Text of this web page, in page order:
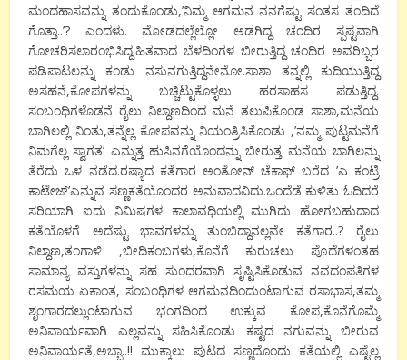
ಮಂದಹಾಸವನ್ನು ತಂದುಕೊಂಡು,’ನಿಮ್ಮ ಆಗಮನ ನನಗೆಷ್ಟು ಸಂತಸ ತಂದಿದೆ
ಗೊತ್ತಾ..’? ಎಂದಳು. ಮೋಡದಲ್ಲೆಲ್ಲೋ ಅಡಗಿದ್ದ ಚಂದಿರ ಸ್ಪಷ್ಟವಾಗಿ
ಗೋಚರಿಸಲಾರಂಭಿಸಿದ್ದ.ಹಿತವಾದ ಬೆಳದಿಂಗಳ ಬೀರುತ್ತಿದ್ದ ಚಂದಿರ ಅವರಿಬ್ಬರ
ಪಡಿಪಾಟಲನ್ನು ಕಂಡು ನಸುನಗುತ್ತಿದ್ದನೇನೋ.ಸಾಶಾ ತನ್ನಲ್ಲಿ ಕುದಿಯುತ್ತಿದ್ದ
ಅಸಹನೆ,ಕೋಪಗಳನ್ನು ಬಚ್ಚಿಟ್ಟುಕೊಳ್ಳಲು ಹರಸಾಹಸ ಪಡುತ್ತಿದ್ದ.
ಸಂಬಂಧಿಗಳೊಡನೆ ರೈಲು ನಿಲ್ದಾಣದಿಂದ ಮನೆ ತಲುಪಿಕೊಂಡ ಸಾಶಾ,ಮನೆಯ
ಬಾಗಿಲಲ್ಲಿ ನಿಂತು,ತನ್ನೆಲ್ಲ ಕೋಪವನ್ನು ನಿಯಂತ್ರಿಸಿಕೊಂಡು ,’ನಮ್ಮ ಪುಟ್ಟಮನೆಗೆ
ನಿಮಗೆಲ್ಲ ಸ್ವಾಗತ’ ಎನ್ನುತ್ತ ಹುಸಿನಗೆಯೊಂದನ್ನು ಬೀರುತ್ತ ಮನೆಯ ಬಾಗಿಲನ್ನು
ತೆರೆದು ಒಳ ನಡೆದ.ರಷ್ಯಾದ ಕತೆಗಾರ ಅಂತೋನ್ ಚೆಕಾಫ್ ಬರೆದ ’ಎ ಕಂಟ್ರಿ
ಕಾಟೇಜ್’ಎನ್ನುವ ಸಣ್ಣಕತೆಯೊಂದರ ಅನುವಾದವಿದು.ಒಂದೆಡೆ ಕುಳಿತು ಓದಿದರೆ
ಸರಿಯಾಗಿ ಐದು ನಿಮಿಷಗಳ ಕಾಲಾವಧಿಯಲ್ಲಿ ಮುಗಿದು ಹೋಗಬಹುದಾದ
ಕತೆಯೊಳಗೆ ಅದೆಷ್ಟು ಭಾವಗಳನ್ನು ತುಂಬಿದ್ದಾನಲ್ಲವೇ ಕತೆಗಾರ..? ರೈಲು
ನಿಲ್ದಾಣ,ತಂಗಾಳಿ ,ಬೀದಿಕಂಬಗಳು,ಕೊನೆಗೆ ಕುರುಚಲು ಪೊದೆಗಳಂತಹ
ಸಾಮಾನ್ಯ ವಸ್ತುಗಳನ್ನು ಸಹ ಸುಂದರವಾಗಿ ಸೃಷ್ಟಿಸಿಕೊಡುವ ನವದಂಪತಿಗಳ
ರಸಮಯ ಏಕಾಂತ, ಸಂಬಂಧಿಗಳ ಆಗಮನದಿಂದುಂಟಾಗುವ ರಸಾಭಾಸ,ತಮ್ಮ
ಶೃಂಗಾರದಲ್ಲುಂಟಾಗುವ ಭಂಗದಿಂದ ಉಕ್ಕುವ ಕೋಪ,ಕೊನೆಗೊಮ್ಮೆ
ಅನಿವಾರ್ಯವಾಗಿ ಎಲ್ಲವನ್ನು ಸಹಿಸಿಕೊಂಡು ಕಷ್ಟದ ನಗುವನ್ನು ಬೀರುವ
ಅನಿವಾರ್ಯತೆ,ಅಬ್ಭಾ..!! ಮುಕ್ಕಾಲು ಪುಟದ ಸಣ್ಣದೊಂದು ಕತೆಯಲ್ಲಿ ಎಷ್ಟೆಲ್ಲ